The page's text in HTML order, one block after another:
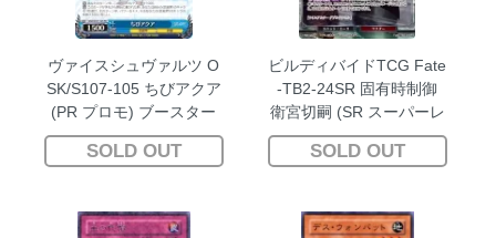
ヴァイスシュヴァルツ O
SK/S107-105 ちびアクア
(PR プロモ) ブースター
パック 【推しの子】
SOLD OUT
ビルディバイドTCG Fate
-TB2-24SR 固有時制御
衛宮切嗣 (SR スーパーレ
ア) ブースターパック Fat
e/Zero
SOLD OUT